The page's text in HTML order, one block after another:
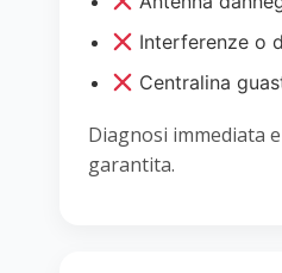
Interferenze o
Centralina
Diagnosi immediata
garantita.